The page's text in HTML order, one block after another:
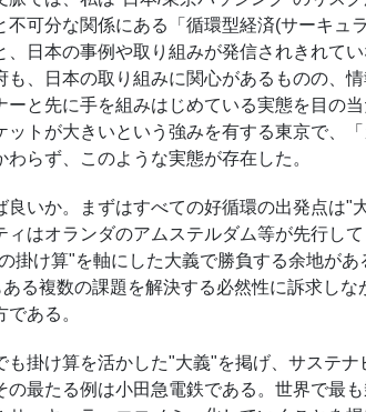
不可分な関係にある「循環型経済(サーキュ
、日本の事例や取り組みが発信されきれて
も、日本の取り組みに関心があるものの、
ーと先に手を組みはじめている実態を目の
トが大きいという強みを有する東京で、
わらず、このような実態が存在した。
いか。まずはすべての好循環の出発点は"
ィはオランダのアムステルダム等が先行し
掛け算"を軸にした大義で勝負する余地が
る複数の課題を解決する必然性に訴求しな
ある。
掛け算を活かした"大義"を掲げ、サステ
の最たる例は小田急電鉄である。世界で最